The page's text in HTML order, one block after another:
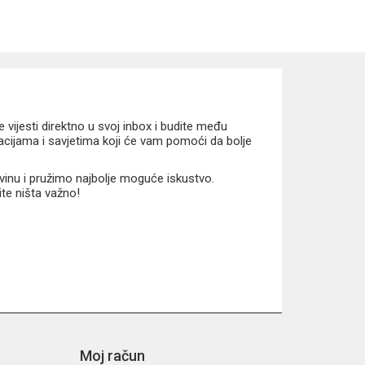
vijesti direktno u svoj inbox i budite među
i savjetima koji će vam pomoći da bolje
i pružimo najbolje moguće iskustvo.
ništa važno!
Moj račun